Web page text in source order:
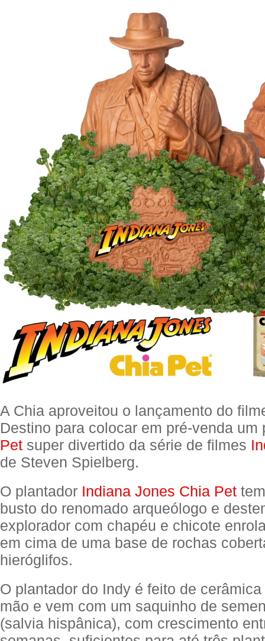
A Chia aproveitou o lançamento do
Destino para colocar em pré-venda
Pet super divertido da série de filmes
de Steven Spielberg.
O plantador Indiana Jones Chia Pet
busto do renomado arqueólogo e
explorador com chapéu e chicote
em cima de uma base de rochas
hieróglifos.
O plantador do Indy é feito de
mão e vem com um saquinho de
(salvia hispânica), com crescimento